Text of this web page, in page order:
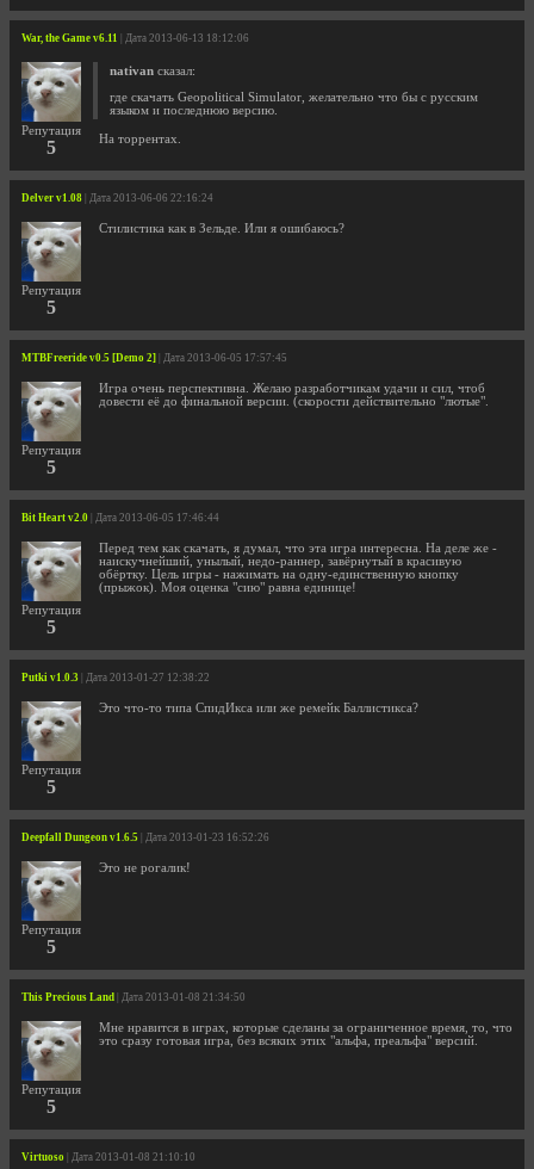
War, the Game v6.11 | Дата 2013-06-13 18:12:06
Репутация
5
nativan сказал:
где скачать Geopolitical Simulator, желательно что бы с русским
языком и последнюю версию.
На торрентах.
Delver v1.08 | Дата 2013-06-06 22:16:24
Репутация
5
Стилистика как в Зельде. Или я ошибаюсь?
MTBFreeride v0.5 [Demo 2] | Дата 2013-06-05 17:57:45
Репутация
5
Игра очень перспективна. Желаю разработчикам удачи и сил, чтоб
довести её до финальной версии. (скорости действительно "лютые".
Bit Heart v2.0 | Дата 2013-06-05 17:46:44
Репутация
5
Перед тем как скачать, я думал, что эта игра интересна. На деле же -
наискучнейший, унылый, недо-раннер, завёрнутый в красивую
обёртку. Цель игры - нажимать на одну-единственную кнопку
(прыжок). Моя оценка "сию" равна единице!
Putki v1.0.3 | Дата 2013-01-27 12:38:22
Репутация
5
Это что-то типа СпидИкса или же ремейк Баллистикса?
Deepfall Dungeon v1.6.5 | Дата 2013-01-23 16:52:26
Репутация
5
Это не рогалик!
This Precious Land | Дата 2013-01-08 21:34:50
Репутация
5
Мне нравится в играх, которые сделаны за ограниченное время, то, что
это сразу готовая игра, без всяких этих "альфа, преальфа" версий.
Virtuoso | Дата 2013-01-08 21:10:10